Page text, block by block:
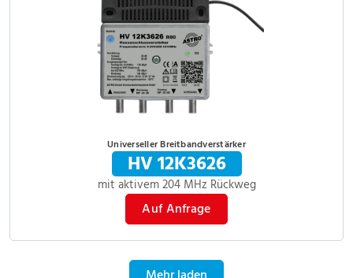
Universeller Breitbandverstärker
HV 12K3626
mit aktivem 204 MHz Rückweg
Auf Anfrage